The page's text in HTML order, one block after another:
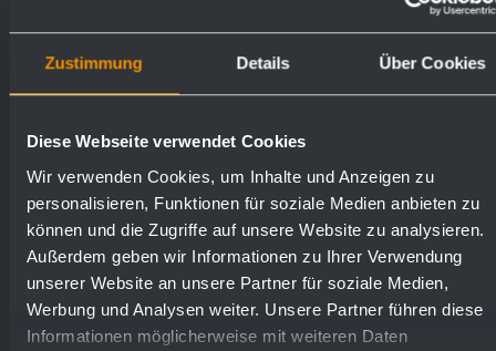
Zustimmung Details Über Cookies
Diese Webseite verwendet Cookies
Wir verwenden Cookies, um Inhalte und Anzeigen zu
personalisieren, Funktionen für soziale Medien anbieten zu
können und die Zugriffe auf unsere Website zu analysieren.
Außerdem geben wir Informationen zu Ihrer Verwendung
unserer Website an unsere Partner für soziale Medien,
Werbung und Analysen weiter. Unsere Partner führen diese
Informationen möglicherweise mit weiteren Daten
Oberflächen Bestellnummern
matt geschliffen (standard) 925265
hochglanzpoliert 932265